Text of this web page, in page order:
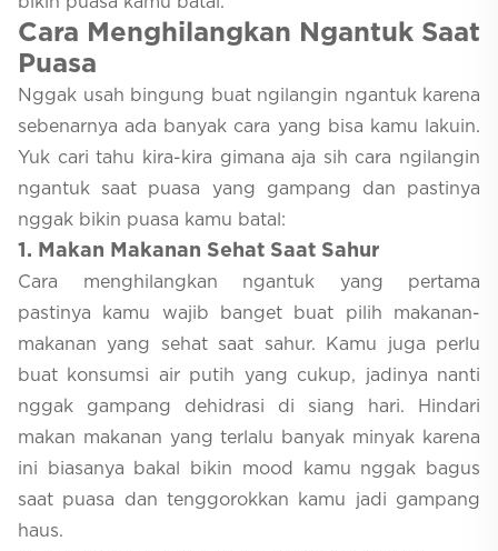
Cara Menghilangkan Ngantuk Saat
Puasa
Nggak usah bingung buat ngilangin ngantuk karena
sebenarnya ada banyak cara yang bisa kamu lakuin.
Yuk cari tahu kira-kira gimana aja sih cara ngilangin
ngantuk saat puasa yang gampang dan pastinya
nggak bikin puasa kamu batal:
1 . Makan Makanan Sehat Saat Sahur
Cara menghilangkan ngantuk yang pertama
pastinya kamu wajib banget buat pilih makanan-
makanan yang sehat saat sahur. Kamu juga perlu
buat konsumsi air putih yang cukup, jadinya nanti
nggak gampang dehidrasi di siang hari. Hindari
makan makanan yang terlalu banyak minyak karena
ini biasanya bakal bikin mood kamu nggak bagus
saat puasa dan tenggorokkan kamu jadi gampang
haus.